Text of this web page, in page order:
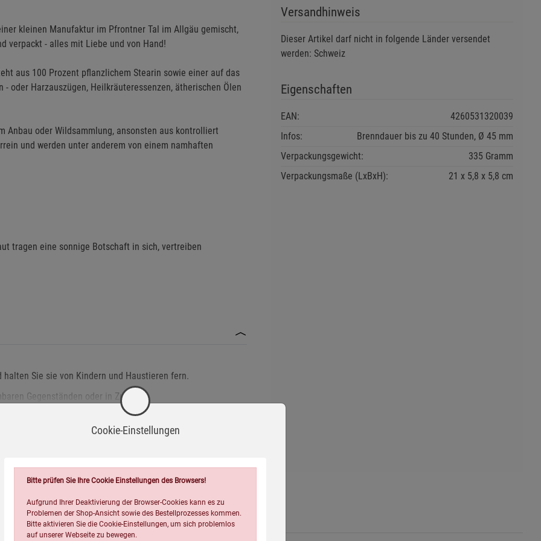
kleinen Manufaktur im Pfrontner Tal im Allgäu gemischt,
verpackt - alles mit Liebe und von Hand!
aus 100 Prozent pflanzlichem Stearin sowie einer auf das
oder Harzauszügen, Heilkräuteressenzen, ätherischen Ölen
Anbau oder Wildsammlung, ansonsten aus kontrolliert
und werden unter anderem von einem namhaften
tragen eine sonnige Botschaft in sich, vertreiben
Sie sie von Kindern und Haustieren fern.
Gegenständen oder in Zugluft.
das Auslaufen des Wachses zu vermeiden.
Versandhinweis
Dieser Artikel darf nicht in folgende Länder versendet
werden: Schweiz
Eigenschaften
EAN:
4260531320039
Infos:
Brenndauer bis zu 40 Stunden, Ø 45 mm
Verpackungsgewicht:
335 Gramm
Verpackungsmaße (LxBxH):
21 5,8 5,8 cm
Passend dazu
Cookie-Einstellungen
Bitte prüfen Sie Ihre Cookie Einstellungen des Browsers!
Aufgrund Ihrer Deaktivierung der Browser-Cookies kann es zu
Problemen der Shop-Ansicht sowie des Bestellprozesses kommen.
Bitte aktivieren Sie die Cookie-Einstellungen, um sich problemlos
auf unserer Webseite zu bewegen.